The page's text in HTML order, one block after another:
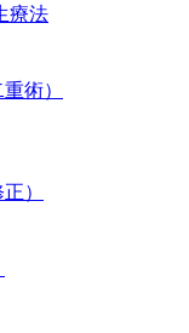
療法
術）
）